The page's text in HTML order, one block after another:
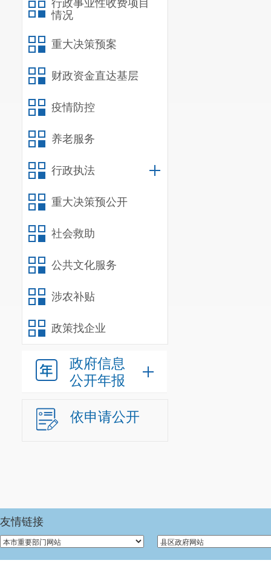
行政事业性收费项目
情况
重大决策预案
财政资金直达基层
疫情防控
养老服务
行政执法
重大决策预公开
社会救助
公共文化服务
涉农补贴
政策找企业
政府信息
公开年报
依申请公开
友情链接